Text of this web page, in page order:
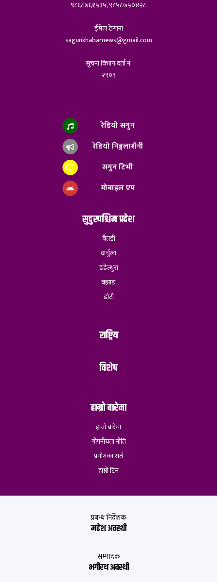
९८६८७६१५३५, ९८५८७५०४२८
ईमेल ठेगाना
sagunkhabarnews@gmail.com
सूचना विभाग दर्ता नं.
२९०९
रेडियो सगुन
रेडियो निङ्गलाशैनी
सगुन टिभी
मोबाइल एप
सुदुरपश्चिम प्रदेश
बैतडी
दार्चुला
डडेल्धुरा
बझाङ
डोटी
राष्ट्रिय
विशेष
हाम्रो बारेमा
हाम्रो बारेमा
गोपनीयता नीति
प्रयोगका सर्त
हाम्रो टिम
प्रबन्ध निर्देशक
महेश अवस्थी
सम्पादक
भगीरथ अवस्थी